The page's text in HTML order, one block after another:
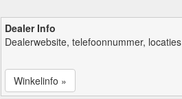
Dealer Info
Dealerwebsite, telefoonnummer, locaties
Winkelinfo »